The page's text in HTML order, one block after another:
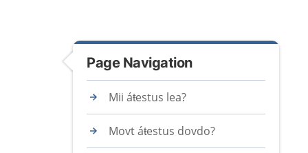
Page Navigation
Mii áŧestus lea?
Movt áŧestus dovdo?